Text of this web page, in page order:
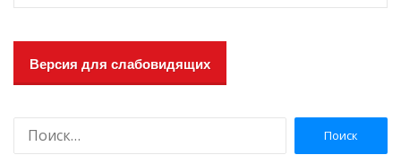
Версия для слабовидящих